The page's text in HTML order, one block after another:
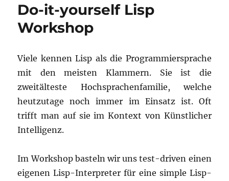
Do-it-yourself Lisp
Workshop
Viele kennen Lisp als die Programmiersprache
mit den meisten Klammern. Sie ist die
zweitälteste Hochsprachenfamilie, welche
heutzutage noch immer im Einsatz ist. Oft
trifft man auf sie im Kontext von Künstlicher
Intelligenz.
Im Workshop basteln wir uns test-driven einen
eigenen Lisp-Interpreter für eine simple Lisp-